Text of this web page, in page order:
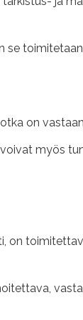
se
on
myös
on